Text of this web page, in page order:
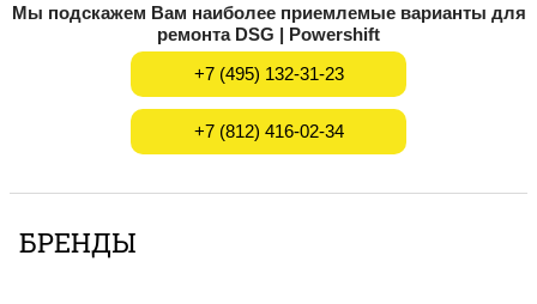
Мы подскажем Вам наиболее приемлемые варианты для
ремонта DSG | Powershift
+7 (495) 132-31-23
+7 (812) 416-02-34
БРЕНДЫ